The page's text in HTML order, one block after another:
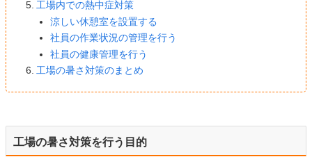
工場内での熱中症対策
涼しい休憩室を設置する
社員の作業状況の管理を行う
社員の健康管理を行う
工場の暑さ対策のまとめ
工場の暑さ対策を行う目的